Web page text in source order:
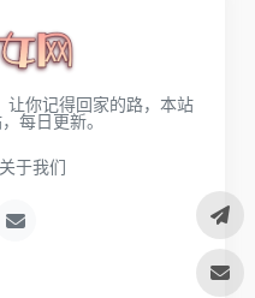
让你记得回家的路，本站
每日更新。
关于我们